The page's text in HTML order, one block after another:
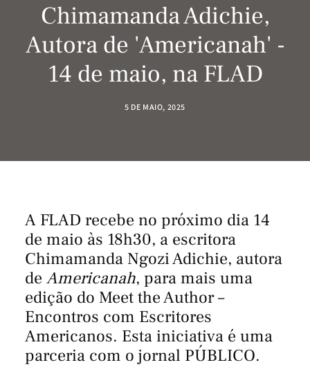
Chimamanda Adichie,
Autora de 'Americanah' -
14 de maio, na FLAD
5 DE MAIO, 2025
A FLAD recebe no próximo dia 14
de maio às 18h30, a escritora
Chimamanda Ngozi Adichie, autora
de Americanah, para mais uma
edição do Meet the Author –
Encontros com Escritores
Americanos. Esta iniciativa é uma
parceria com o jornal PÚBLICO.